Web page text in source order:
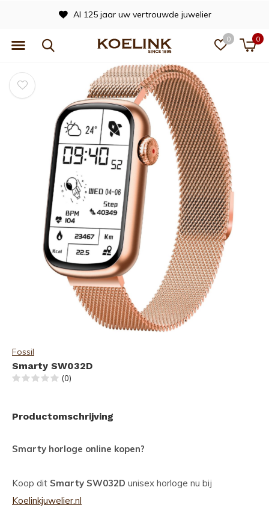
0 0
Al 125 jaar uw vertrouwde juwelier
Fossil
Smarty SW032D
(0)
Productomschrijving
Smarty horloge online kopen?
Koop dit Smarty SW032D unisex horloge nu bij
Koelinkjuwelier.nl